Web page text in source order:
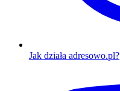
Jak działa adresowo.pl?